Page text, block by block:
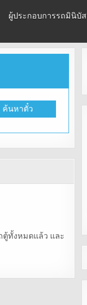
ผู้ประกอบการรถมินิบัส
ค้นหาตั๋ว
ตู้ทั้งหมดแล้ว และ